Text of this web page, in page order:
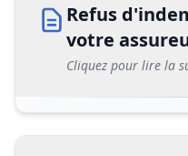
Refus
votre
Cliquez pour lire la